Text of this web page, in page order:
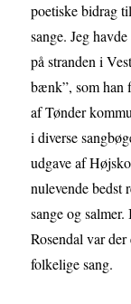
poetiske bidrag
sange. Jeg
på stranden i
bænk”, som han
af Tønder
i diverse
udgave af
nulevende bedst
sange og
Rosendal var
folkelige sang.